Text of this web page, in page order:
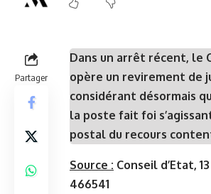
Partager
Dans un arrêt récent, le
opère un revirement de
considérant désormais
la poste fait foi
postal du recours
Source : Conseil d’Etat,
466541